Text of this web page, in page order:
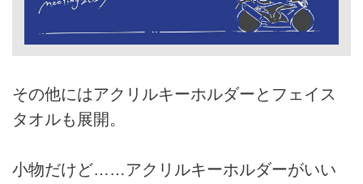
その他にはアクリルキーホルダーとフェイス
タオルも展開。
小物だけど……アクリルキーホルダーがいい